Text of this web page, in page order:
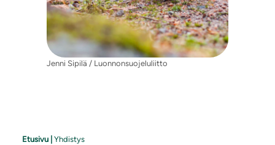
Jenni Sipilä / Luonnonsuojeluliitto
Etusivu Yhdistys